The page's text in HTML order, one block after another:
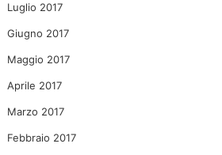
Luglio 2017
Giugno 2017
Maggio 2017
Aprile 2017
Marzo 2017
Febbraio 2017